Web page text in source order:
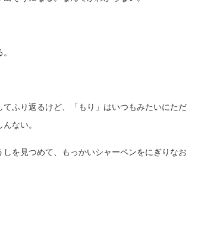
ふり返るけど、「もり」はいつもみたいにただ
ない。
を見つめて、もっかいシャーペンをにぎりなお